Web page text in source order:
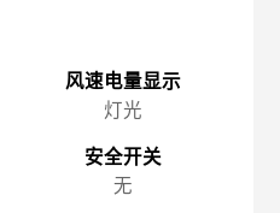
风速电量显示
灯光
安全开关
无